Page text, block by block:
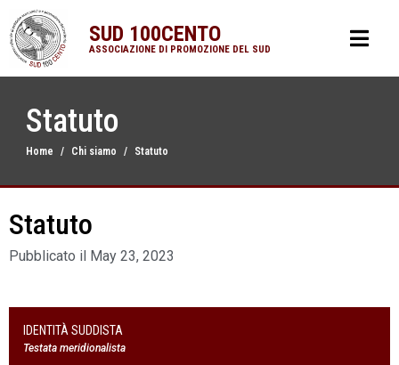
SUD 100CENTO
ASSOCIAZIONE DI PROMOZIONE DEL SUD
Statuto
Home Chi siamo Statuto
IDENTITÀ SUDDISTA
Testata meridionalista
Statuto
Pubblicato il May 23, 2023